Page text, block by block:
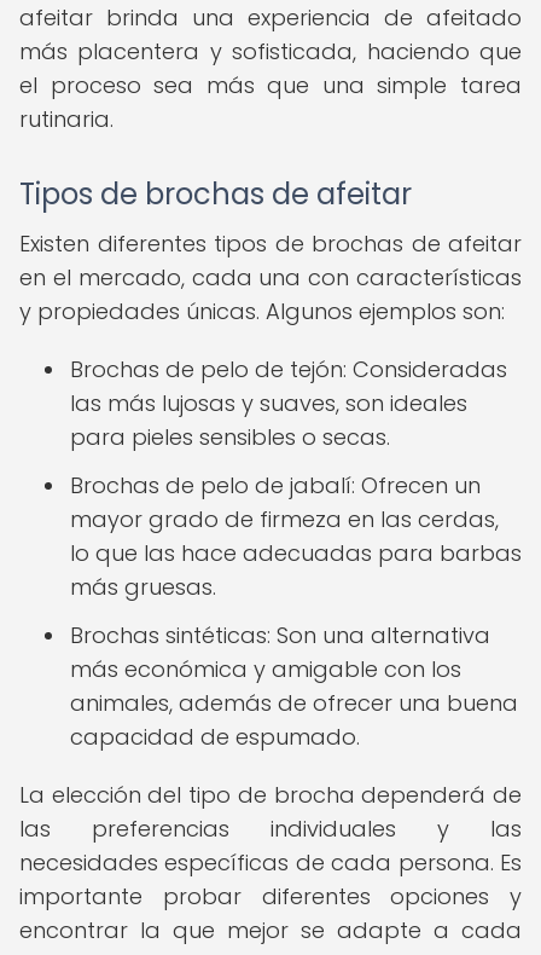
afeitar brinda una experiencia de afeitado
más placentera y sofisticada, haciendo que
el proceso sea más que una simple tarea
rutinaria.
Tipos de brochas de afeitar
Existen diferentes tipos de brochas de afeitar
en el mercado, cada una con características
y propiedades únicas. Algunos ejemplos son:
Brochas de pelo de tejón: Consideradas
las más lujosas y suaves, son ideales
para pieles sensibles o secas.
Brochas de pelo de jabalí: Ofrecen un
mayor grado de firmeza en las cerdas,
lo que las hace adecuadas para barbas
más gruesas.
Brochas sintéticas: Son una alternativa
más económica y amigable con los
animales, además de ofrecer una buena
capacidad de espumado.
La elección del tipo de brocha dependerá de
las preferencias individuales y las
necesidades específicas de cada persona. Es
importante probar diferentes opciones y
encontrar la que mejor se adapte a cada